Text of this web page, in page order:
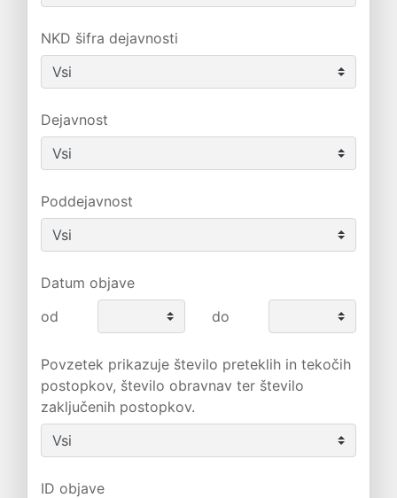
NKD šifra dejavnosti
Dejavnost
Poddejavnost
Datum objave
od
do
Povzetek prikazuje število preteklih in tekočih
postopkov, število obravnav ter število
zaključenih postopkov.
ID objave